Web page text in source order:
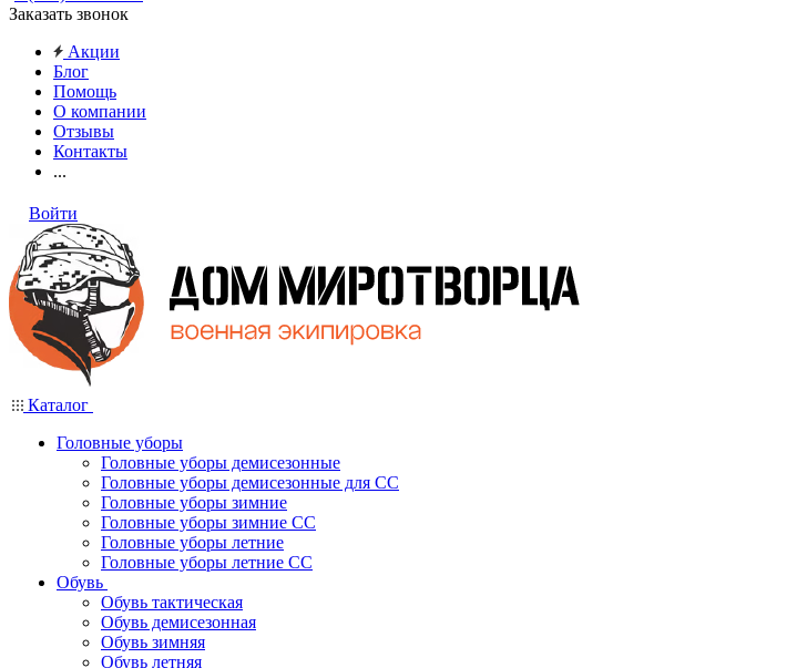
Заказать звонок
Акции
Блог
Помощь
О компании
Отзывы
Контакты
...
Войти
Каталог
Головные уборы
Головные уборы демисезонные
Головные уборы демисезонные для СС
Головные уборы зимние
Головные уборы зимние СС
Головные уборы летние
Головные уборы летние СС
Обувь
Обувь тактическая
Обувь демисезонная
Обувь зимняя
Обувь летняя